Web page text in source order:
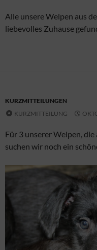
Alle unsere Welpen aus
liebevolles Zuhause
KURZMITTEILUNGEN
KURZMITTEILUNG
Für 3 unserer Welpen,
suchen wir noch ein